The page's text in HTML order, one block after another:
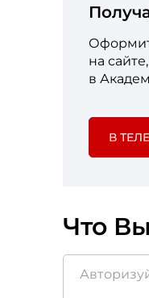
на
в
В
Что